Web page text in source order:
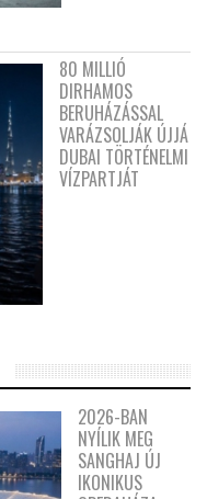
80 MILLIÓ
DIRHAMOS
BERUHÁZÁSSAL
VARÁZSOLJÁK ÚJJÁ
DUBAI TÖRTÉNELMI
VÍZPARTJÁT
2026-BAN
NYÍLIK MEG
SANGHAJ ÚJ
IKONIKUS